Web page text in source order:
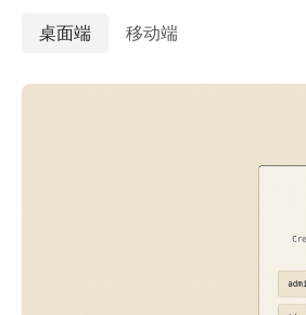
桌面端 移动端